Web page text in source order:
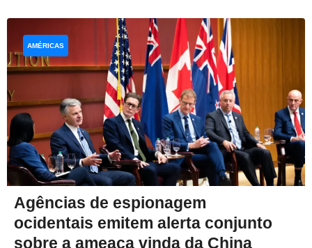
Agências de espionagem
ocidentais emitem alerta conjunto
sobre a ameaça vinda da China
AMÉRICAS